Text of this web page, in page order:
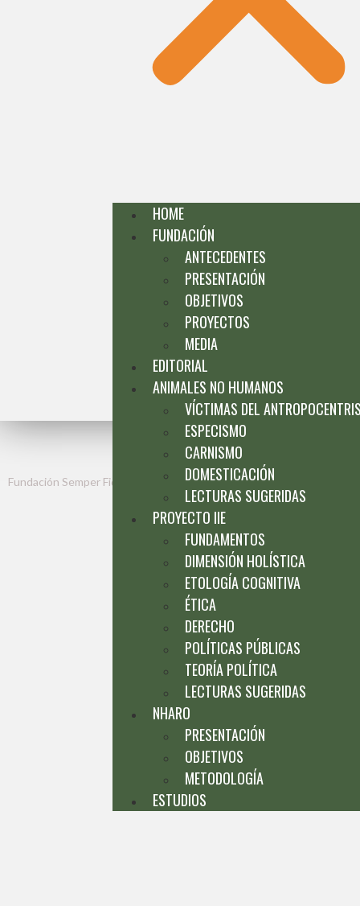
HOME
FUNDACIÓN
ANTECEDENTES
PRESENTACIÓN
OBJETIVOS
PROYECTOS
MEDIA
EDITORIAL
ANIMALES NO HUMANOS
VÍCTIMAS DEL
ESPECISMO
CARNISMO
DOMESTICACIÓN
LECTURAS SUGERIDAS
PROYECTO IIE
FUNDAMENTOS
DIMENSIÓN HOLÍSTICA
ETOLOGÍA COGNITIVA
ÉTICA
DERECHO
POLÍTICAS PÚBLICAS
TEORÍA POLÍTICA
LECTURAS SUGERIDAS
NHARO
PRESENTACIÓN
OBJETIVOS
METODOLOGÍA
ESTUDIOS
Fundación Semper Fides 2024 © All rights reserved